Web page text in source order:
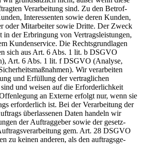
Verar­beitung sind. Zu den Betrof­
Inter­es­senten sowie deren Kunden,
oder Mitar­beiter sowie Dritte. Der Zweck
in der Erbringung von Vertrags­leis­tungen,
Kunden­service. Die Rechts­grund­lagen
sich aus Art. 6 Abs. 1 lit. b DSGVO
Art. 6 Abs. 1 lit. f DSGVO (Analyse,
Wir verar­beiten
und Erfüllung der vertrag­lichen
und weisen auf die Erfor­der­lichkeit
an Externe erfolgt nur, wenn sie
erfor­derlich ist. Bei der Verar­beitung der
überlas­senen Daten handeln wir
der Auftrag­geber sowie der gesetz­
gem. Art. 28 DSGVO
zu keinen anderen, als den auftrags­ge­